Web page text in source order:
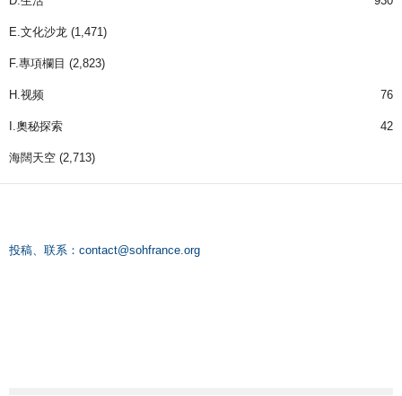
E.文化沙龙 (1,471)
F.專項欄目 (2,823)
H.视频 76
I.奧秘探索 42
海闊天空 (2,713)
投稿、联系： contact@sohfrance.org